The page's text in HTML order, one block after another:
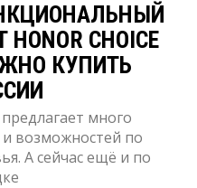
CHOICE
КУПИТЬ
много
возможностей по
А сейчас ещё и по